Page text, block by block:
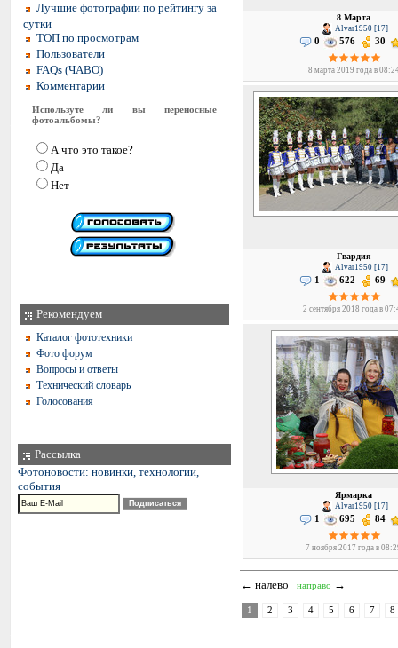
Лучшие фотографии по рейтингу за
сутки
ТОП по просмотрам
Пользователи
FAQs (ЧАВО)
Комментарии
Используте ли вы переносные
фотоальбомы?
А что это такое?
Да
Нет
Рекомендуем
Каталог фототехники
Фото форум
Вопросы и ответы
Технический словарь
Голосования
Рассылка
Фотоновости: новинки, технологии,
события
8 Марта
Alvar1950 [17]
0 576 30
8 марта 2019 года в
Гвардия
Alvar1950 [17]
1 622 69
2 сентября 2018 года в
Ярмарка
Alvar1950 [17]
1 695 84
7 ноября 2017 года в
← налево направо →
1 2 3 4 5 6 7 8